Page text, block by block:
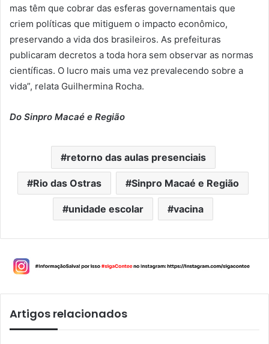
mas têm que cobrar das esferas governamentais que
criem políticas que mitiguem o impacto econômico,
preservando a vida dos brasileiros. As prefeituras
publicaram decretos a toda hora sem observar as normas
científicas. O lucro mais uma vez prevalecendo sobre a
vida”, relata Guilhermina Rocha.
Do Sinpro Macaé e Região
retorno das aulas presenciais
Rio das Ostras Sinpro Macaé e Região
unidade escolar vacina
Artigos relacionados